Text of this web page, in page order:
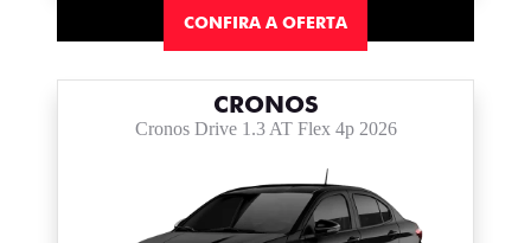
CONFIRA A OFERTA
CRONOS
Cronos Drive 1.3 AT Flex 4p 2026